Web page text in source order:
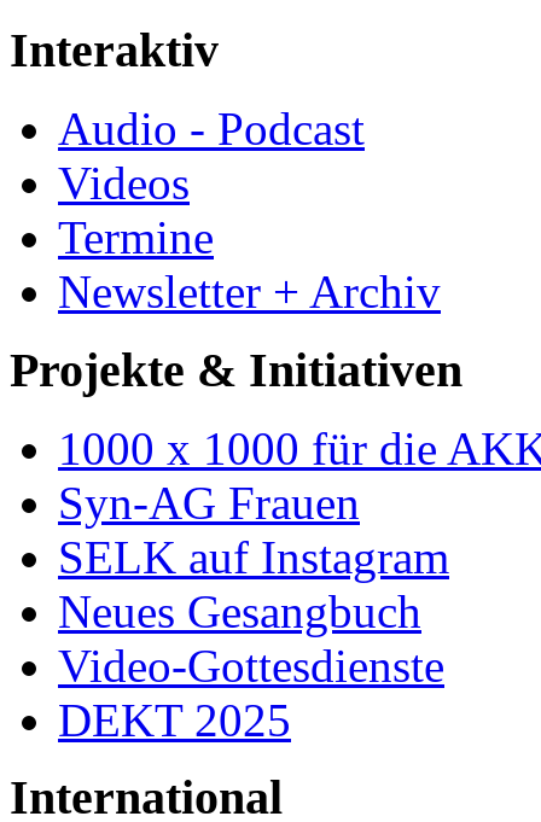
Interaktiv
Audio - Podcast
Videos
Termine
Newsletter + Archiv
Projekte & Initiativen
1000 x 1000 für die
Syn-AG Frauen
SELK auf Instagram
Neues Gesangbuch
Video-Gottesdienste
DEKT 2025
International